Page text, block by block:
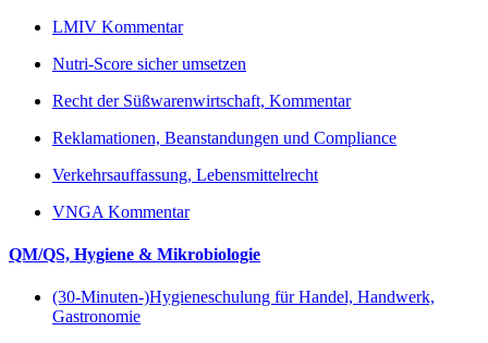
LMIV Kommentar
Nutri-Score sicher umsetzen
Recht der Süßwarenwirtschaft, Kommentar
Reklamationen, Beanstandungen und Compliance
Verkehrsauffassung, Lebensmittelrecht
VNGA Kommentar
QM/QS, Hygiene & Mikrobiologie
(30-Minuten-)Hygieneschulung für Handel, Handwerk,
Gastronomie